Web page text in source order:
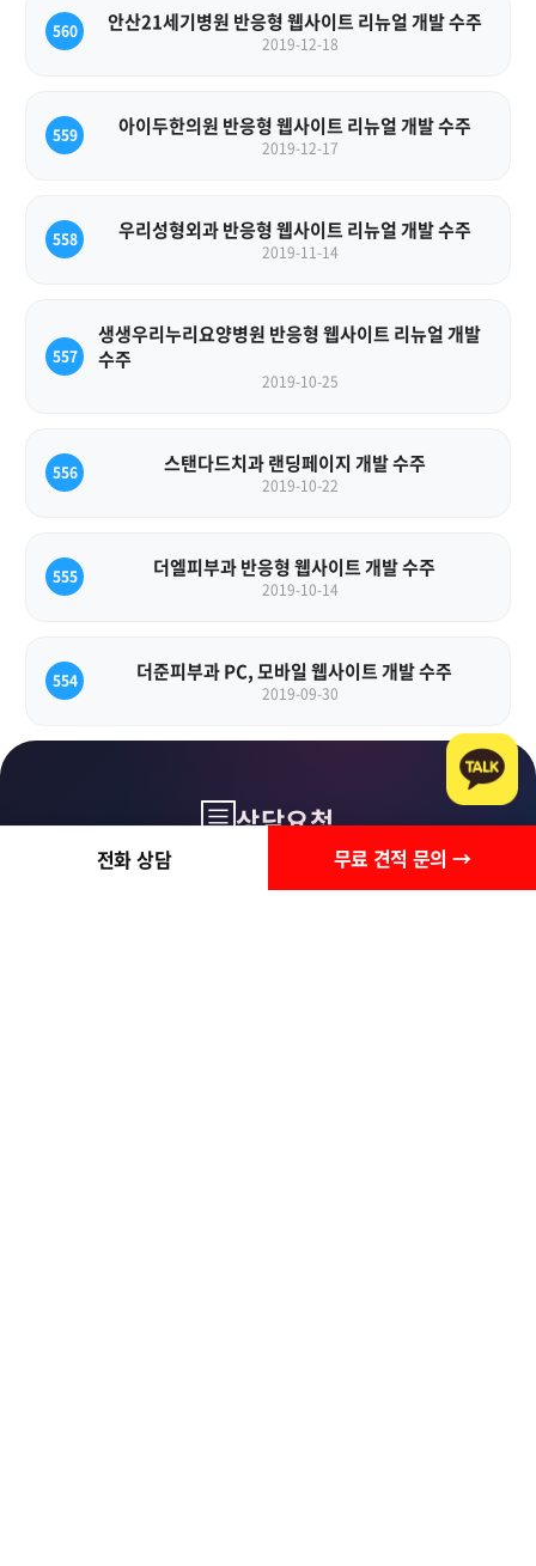
560 안산21세기병원 반응형 웹사이트 리뉴얼 개발 수주
2019-12-18
559 아이두한의원 반응형 웹사이트 리뉴얼 개발 수주
2019-12-17
558 우리성형외과 반응형 웹사이트 리뉴얼 개발 수주
2019-11-14
557
생생우리누리요양병원 반응형 웹사이트 리뉴얼 개발
수주
2019-10-25
556 스탠다드치과 랜딩페이지 개발 수주
2019-10-22
555 더엘피부과 반응형 웹사이트 개발 수주
2019-10-14
554 더준피부과 PC, 모바일 웹사이트 개발 수주
2019-09-30
상담요청
전화 상담 무료 견적 문의 →